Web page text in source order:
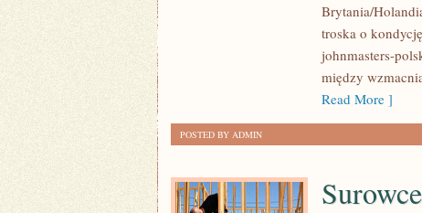
Brytania/
troska o
johnmasters-
między
Read More ]
POSTED BY ADMIN